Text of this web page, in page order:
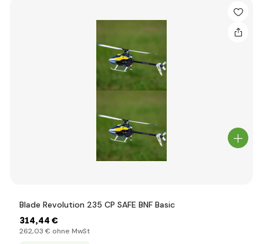
Blade Revolution 235 CP SAFE BNF Basic
314,44 €
262,03 € ohne MwSt